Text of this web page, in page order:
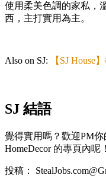
使用柔美色調的家私，
西，主打實用為主。
Also on SJ: 【SJ House
SJ 結語
覺得實用嗎？歡迎PM你
HomeDecor 的專頁內呢！
投稿：